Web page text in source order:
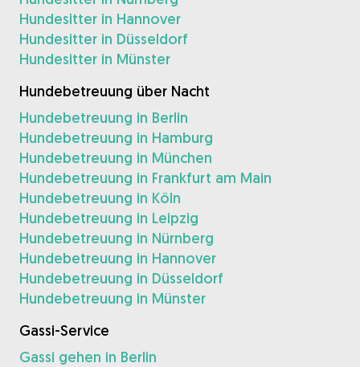
Hundesitter in Hannover
Hundesitter in Düsseldorf
Hundesitter in Münster
Hundebetreuung über Nacht
Hundebetreuung in Berlin
Hundebetreuung in Hamburg
Hundebetreuung in München
Hundebetreuung in Frankfurt am Main
Hundebetreuung in Köln
Hundebetreuung in Leipzig
Hundebetreuung in Nürnberg
Hundebetreuung in Hannover
Hundebetreuung in Düsseldorf
Hundebetreuung in Münster
Gassi-Service
Gassi gehen in Berlin